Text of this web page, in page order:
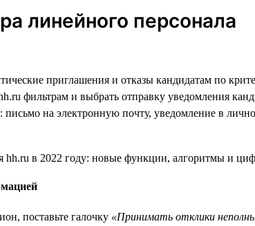
линейного персонала
приглашения и отказы кандидатам по
фильтрам и выбрать отправку уведомления
на электронную почту, уведомление в
поставьте галочку «Принимать отклики